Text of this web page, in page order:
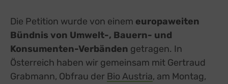
Die Petition wurde von einem europaweiten
Bündnis von Umwelt-, Bauern- und
Konsumenten-Verbänden getragen. In
Österreich haben wir gemeinsam mit Gertraud
Grabmann, Obfrau der Bio Austriaexternal link,
, am Montag,